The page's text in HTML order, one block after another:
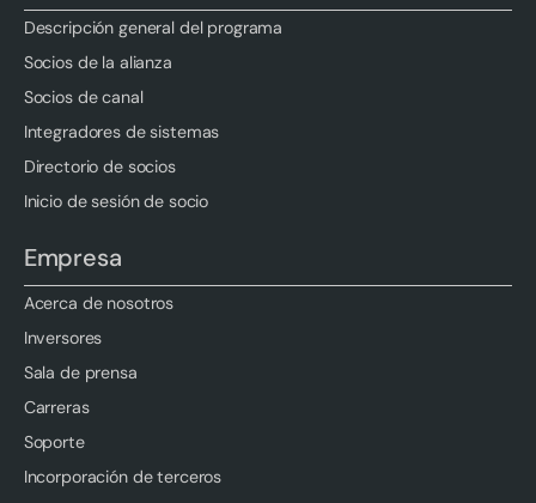
Descripción general del programa
Socios de la alianza
Socios de canal
Integradores de sistemas
Directorio de socios
Inicio de sesión de socio
Empresa
Acerca de nosotros
Inversores
Sala de prensa
Carreras
Soporte
Incorporación de terceros